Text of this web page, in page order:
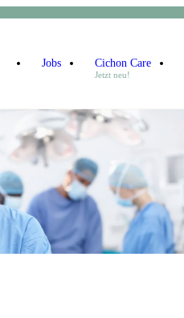
Jobs Cichon Care
Jetzt neu!